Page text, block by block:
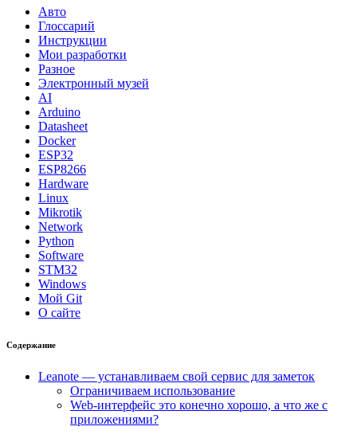
Авто
Глоссарий
Инструкции
Мои разработки
Разное
Электронный музей
AI
Arduino
Datasheet
Docker
ESP32
ESP8266
Hardware
Linux
Mikrotik
Network
Python
Software
STM32
Windows
Мой Git
О сайте
Содержание
Leanote — устанавливаем свой сервис для заметок
Ограничиваем использование
Web-интерфейс это конечно хорошо, а что же с
приложениями?